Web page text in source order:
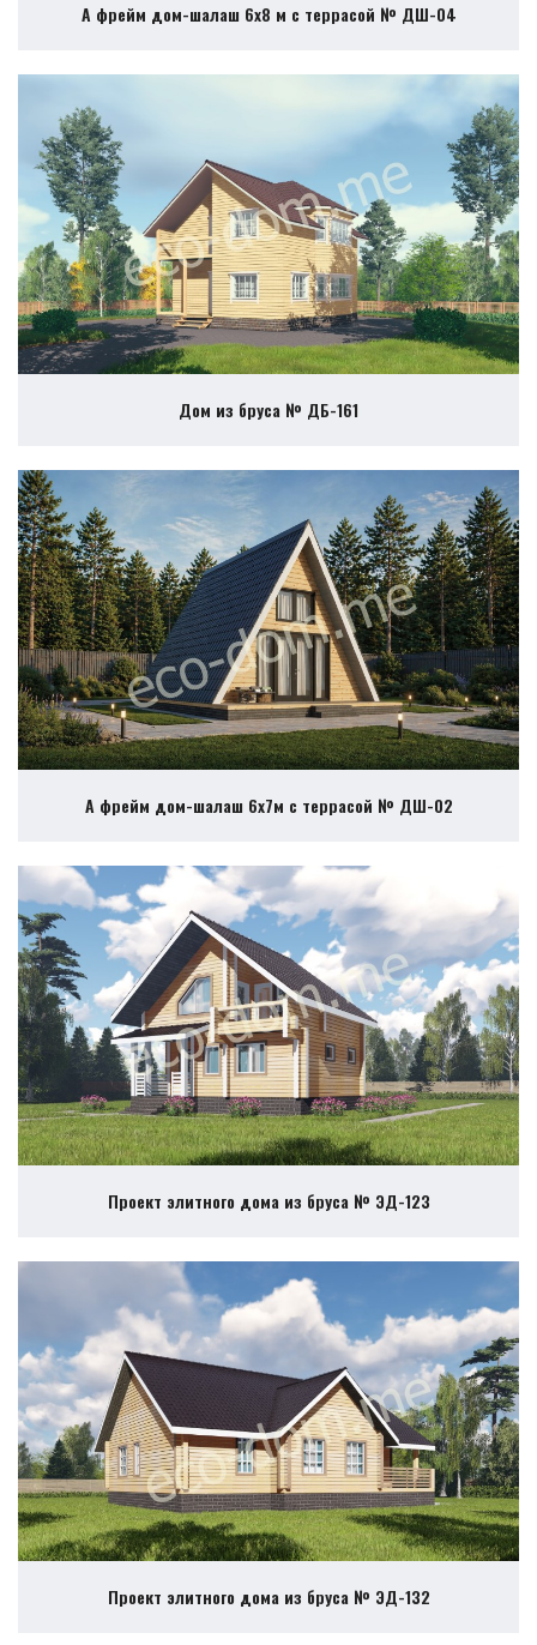
А фрейм дом-шалаш 6х8 м с террасой № ДШ-04
Дом из бруса № ДБ-161
А фрейм дом-шалаш 6х7м с террасой № ДШ-02
Проект элитного дома из бруса № ЭД-123
Проект элитного дома из бруса № ЭД-132